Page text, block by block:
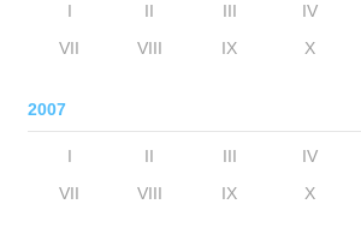
I II III IV
VII
VIII IX X
2007
I II III IV
VII
VIII IX X